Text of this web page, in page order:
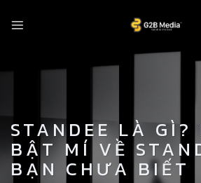
STANDEE LÀ GÌ?
BẬT MÍ VỀ
BẠN CHƯA BIẾT